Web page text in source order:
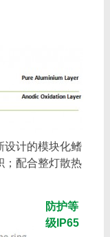
设计的模块化鳍
；配合整灯散热
防护等
级IP65